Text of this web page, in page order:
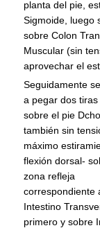
planta del pie,
Sigmoide, luego
sobre Colon
Muscular (sin
aprovechar el
Seguidamente
a pegar dos
sobre el pie
también sin
máximo
flexión dorsal-
zona refleja
correspondiente
Intestino
primero y sobre